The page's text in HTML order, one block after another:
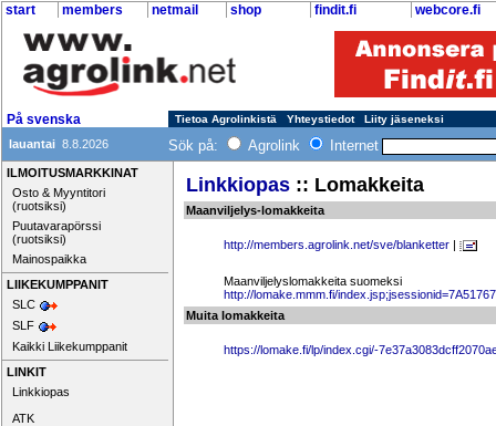
start members netmail shop findit.fi webcore.fi
På svenska Tietoa Agrolinkistä Yhteystiedot Liity jäseneksi
lauantai 8.8.2026 Sök på: Agrolink Internet
ILMOITUSMARKKINAT
Osto & Myyntitori
(ruotsiksi)
Puutavarapörssi
(ruotsiksi)
Mainospaikka
LIIKEKUMPPANIT
SLC
SLF
Kaikki Liikekumppanit
LINKIT
Linkkiopas
ATK
Linkkiopas :: Lomakkeita
Maanviljelys-lomakkeita
http://members.agrolink.net/sve/blanketter |
Maanviljelyslomakkeita suomeksi
http://lomake.mmm.fi/
Muita lomakkeita
https://lomake.fi/lp/index.cgi/-